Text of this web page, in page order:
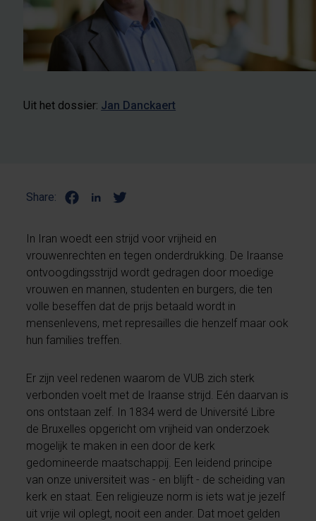
Uit het dossier: Jan Danckaert
Share:
In Iran woedt een strijd voor vrijheid en
vrouwenrechten en tegen onderdrukking. De Iraanse
ontvoogdingsstrijd wordt gedragen door moedige
vrouwen en mannen, studenten en burgers, die ten
volle beseffen dat de prijs betaald wordt in
mensenlevens, met represailles die henzelf maar ook
hun families treffen.
Er zijn veel redenen waarom de VUB zich sterk
verbonden voelt met de Iraanse strijd. Eén daarvan is
ons ontstaan zelf. In 1834 werd de Université Libre
de Bruxelles opgericht om vrijheid van onderzoek
mogelijk te maken in een door de kerk
gedomineerde maatschappij. Een leidend principe
van onze universiteit was - en blijft - de scheiding van
kerk en staat. Een religieuze norm is iets wat je jezelf
uit vrije wil oplegt, nooit een ander. Dat moet gelden